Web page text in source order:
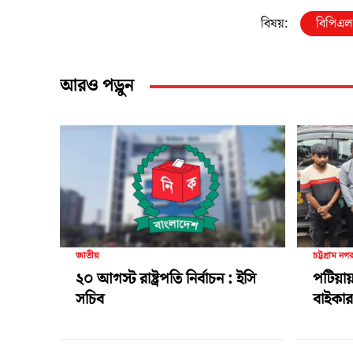
বিষয়: বিপিএল
আরও পড়ুন
জাতীয়
২০ আগস্ট রাষ্ট্রপতি নির্বাচন : ইসি
সচিব
চট্টগ্রাম নগর